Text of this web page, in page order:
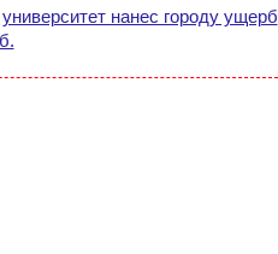
нанес городу ущерб